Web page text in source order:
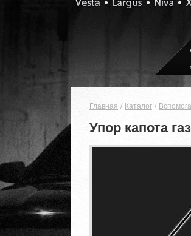
Главная Каталог
Упор капота